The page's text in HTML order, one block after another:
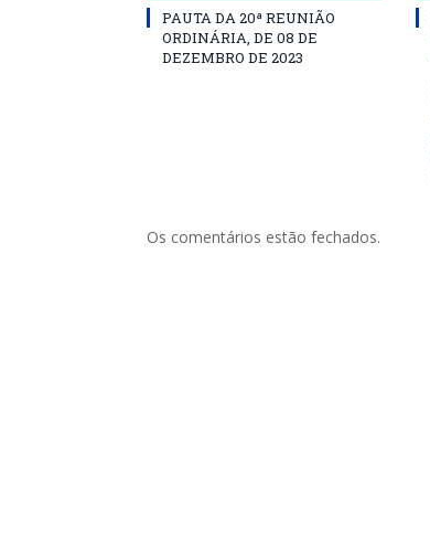
PAUTA DA 20ª REUNIÃO
ORDINÁRIA, DE 08 DE
DEZEMBRO DE 2023
Os comentários estão fechados.